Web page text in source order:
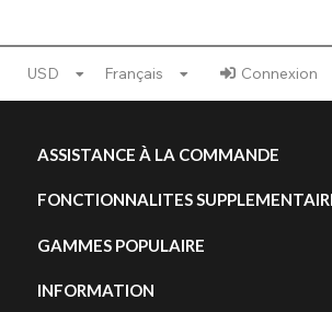
USD Français Connexion
ASSISTANCE À LA COMMANDE
FONCTIONNALITES
GAMMES POPULAIRE
INFORMATION